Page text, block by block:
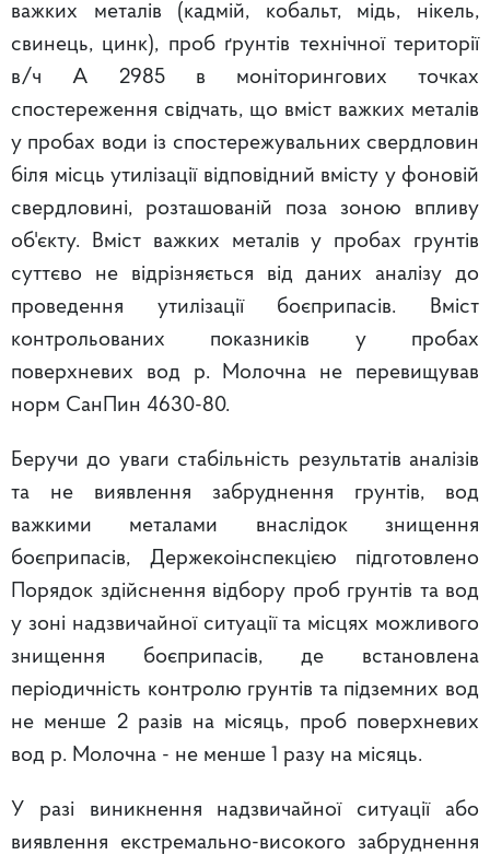
важких металів (кадмій, кобальт, мідь, нікель,
свинець, цинк), проб ґрунтів технічної території
в/ч А 2985 в моніторингових точках
спостереження свідчать, що вміст важких металів
у пробах води із спостережувальних свердловин
біля місць утилізації відповідний вмісту у фоновій
свердловині, розташованій поза зоною впливу
об'єкту. Вміст важких металів у пробах грунтів
суттєво не відрізняється від даних аналізу до
проведення утилізації боєприпасів. Вміст
контрольованих показників у пробах
поверхневих вод р. Молочна не перевищував
норм СанПин 4630-80.
Беручи до уваги стабільність результатів аналізів
та не виявлення забруднення грунтів, вод
важкими металами внаслідок знищення
боєприпасів, Держекоінспекцією підготовлено
Порядок здійснення відбору проб грунтів та вод
у зоні надзвичайної ситуації та місцях можливого
знищення боєприпасів, де встановлена
періодичність контролю грунтів та підземних вод
не менше 2 разів на місяць, проб поверхневих
вод р. Молочна - не менше 1 разу на місяць.
У разі виникнення надзвичайної ситуації або
виявлення екстремально-високого забруднення